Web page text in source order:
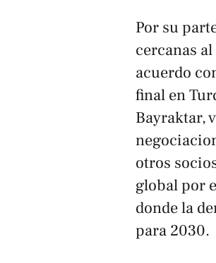
Por su
cercanas
acuerdo
final en
Bayraktar,
otros
global por
donde la
para 2030.